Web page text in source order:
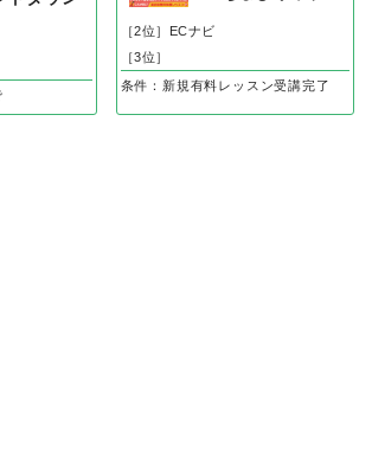
［2位］ECナビ
［3位］
条件：新規有料レッスン受講完了